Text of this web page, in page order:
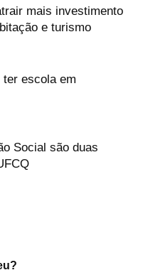
mais investimento
e turismo
escola em
Social são duas